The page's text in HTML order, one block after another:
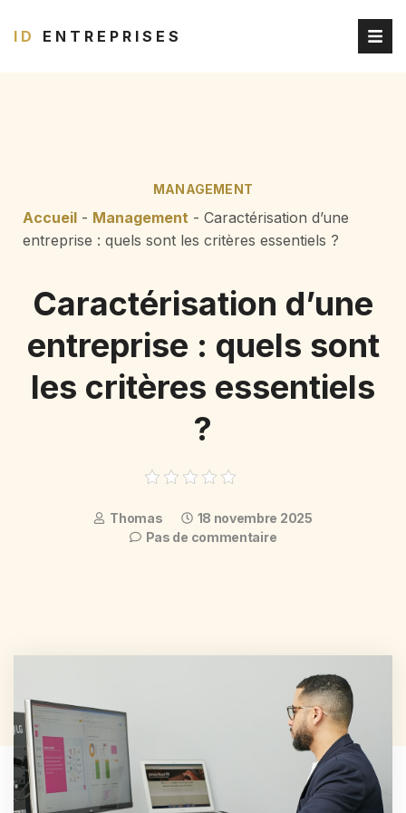
ID ENTREPRISES
MANAGEMENT
Accueil - Management - Caractérisation d’une
entreprise : quels sont les critères essentiels ?
Caractérisation d’une
entreprise : quels sont
les critères essentiels
?
Thomas
18 novembre 2025
Pas de commentaire